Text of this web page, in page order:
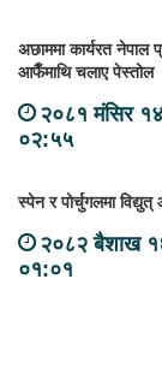
अछाममा कार्यरत नेपाल
आफैँमाथि चलाए पेस्तोल
२०८१ मंसिर
०२:५५
स्पेन र पोर्चुगलमा विद्युत्
२०८२ बैशाख
०१:०१